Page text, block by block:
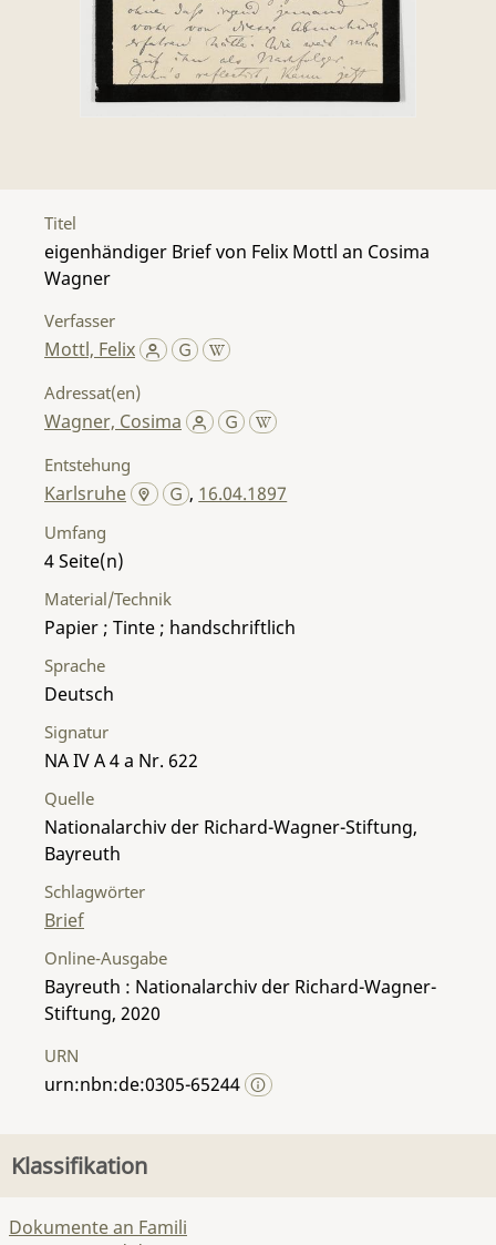
Titel
eigenhändiger Brief von Felix Mottl an Cosima
Wagner
Verfasser
Mottl, Felix
Adressat(en)
Wagner, Cosima
Entstehung
Karlsruhe , 16.04.1897
Umfang
4
Material/Technik
Papier ; Tinte ; handschriftlich
Sprache
Deutsch
Signatur
NA IV A 4 a Nr. 622
Quelle
Nationalarchiv der Richard-Wagner-Stiftung,
Bayreuth
Schlagwörter
Brief
Online-Ausgabe
Bayreuth : Nationalarchiv der Richard-Wagner-
Stiftung, 2020
URN
urn:nbn:de:0305-65244
Klassifikation
Dokumente an Famili